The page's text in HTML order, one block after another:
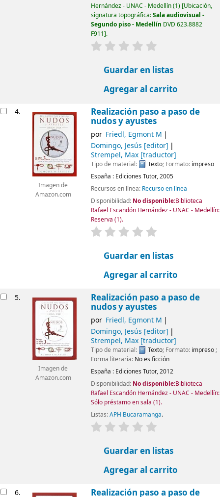
Hernández - UNAC - Medellín(1) Ubicación,
signatura topográfica:Sala audiovisual -
Segundo piso - Medellín DVD 623.8882
F911 .
valoración
Guardar en listas
Agregar al carrito
4.
Imagen de
Amazon.com
Realización paso a paso de
nudos y ayustes
por Friedl, Egmont M
Domingo, Jesús [editor]
Strempel, Max[traductor]
Tipo de material: Texto; Formato: impreso
España : Ediciones Tutor,2005
Recursos en línea: Recurso en línea
Disponibilidad: No disponible:Biblioteca
Rafael Escandón Hernández - UNAC - Medellín:
Reserva (1).
valoración
Guardar en listas
Agregar al carrito
5.
Imagen de
Amazon.com
Realización paso a paso de
nudos y ayustes
por Friedl, Egmont M
Domingo, Jesús [editor]
Strempel, Max[traductor]
Tipo de material: Texto; Formato: impreso ;
Forma literaria: No es ficción
España : Ediciones Tutor,2012
Disponibilidad: No disponible:Biblioteca
Rafael Escandón Hernández - UNAC - Medellín:
Sólo préstamo en sala (1).
Listas:APH Bucaramanga.
valoración
Guardar en listas
Agregar al carrito
6. Realización paso a paso de